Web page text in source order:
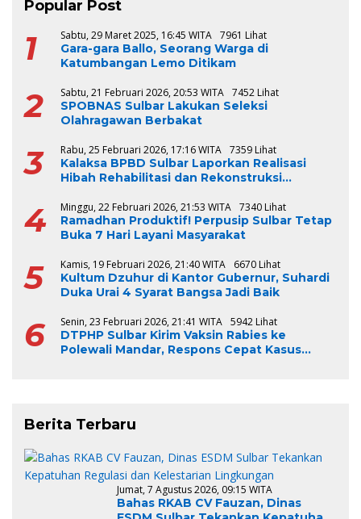
Popular Post
1 Sabtu, 29 Maret 2025, 16:45 WITA 7961 Lihat
Gara-gara Ballo, Seorang Warga di
Katumbangan Lemo Ditikam
2 Sabtu, 21 Februari 2026, 20:53 WITA 7452 Lihat
SPOBNAS Sulbar Lakukan Seleksi
Olahragawan Berbakat
3 Rabu, 25 Februari 2026, 17:16 WITA 7359 Lihat
Kalaksa BPBD Sulbar Laporkan Realisasi
Hibah Rehabilitasi dan Rekonstruksi
4 Minggu, 22 Februari 2026, 21:53 WITA 7340 Lihat
Ramadhan Produktif! Perpusip Sulbar Tetap
Buka 7 Hari Layani Masyarakat
5 Kamis, 19 Februari 2026, 21:40 WITA 6670 Lihat
Kultum Dzuhur di Kantor Gubernur, Suhardi
Duka Urai 4 Syarat Bangsa Jadi Baik
6 Senin, 23 Februari 2026, 21:41 WITA 5942 Lihat
DTPHP Sulbar Kirim Vaksin Rabies ke
Polewali Mandar, Respons Cepat Kasus
Berita Terbaru
Jumat, 7 Agustus 2026, 09:15 WITA
Bahas RKAB CV Fauzan, Dinas